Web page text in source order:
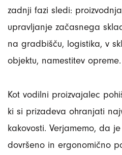
zadnji fazi sledi: proizvodnja
upravljanje začasnega
na gradbišču, logistika, v
objektu, namestitev opreme.
Kot vodilni proizvajalec
ki si prizadeva ohranjati
kakovosti. Verjamemo, da
dovršeno in ergonomično